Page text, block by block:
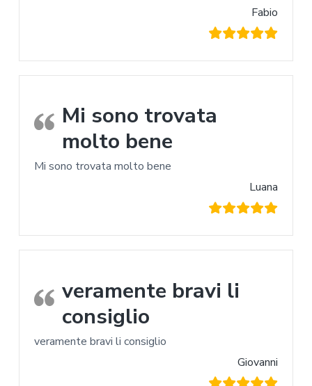
Fabio
Mi sono trovata
molto bene
Mi sono trovata molto bene
Luana
veramente bravi li
consiglio
veramente bravi li consiglio
Giovanni